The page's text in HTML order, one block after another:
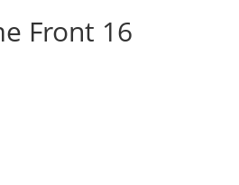
Front 16